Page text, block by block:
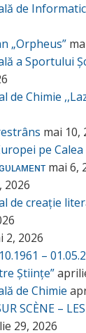
de
„Orpheus”
a Sportului
de Chimie
mai 10,
pe
mai 6,
2026
de creație
2, 2026
–
Științe”
de Chimie
SCÈNE –
29, 2026